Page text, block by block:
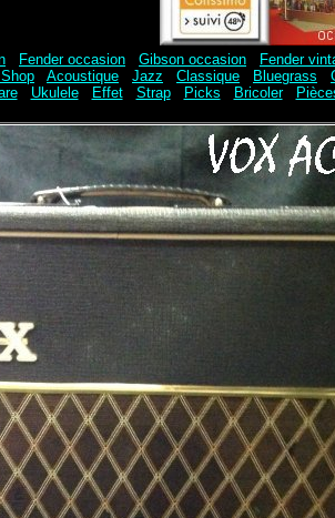
Fender occasion Gibson occasion
Fender
Acoustique Jazz Classique Bluegrass
- Ukulele- Effet- Strap- Picks Bricoler-